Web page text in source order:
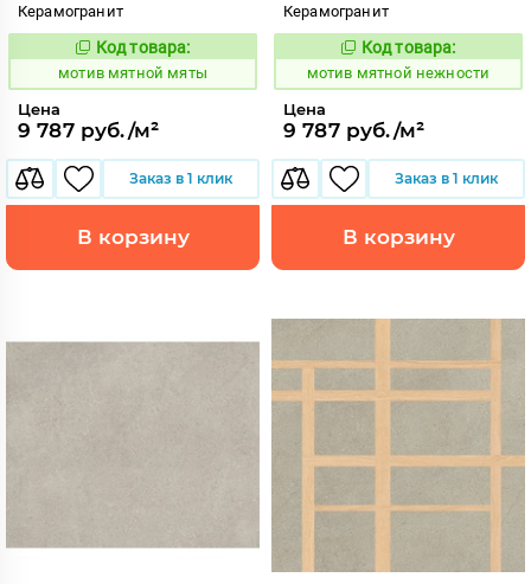
Керамогранит
1039056
Код товара:
мотив мятной мяты
Цена
9 787 руб./м²
Заказ в 1 клик
В корзину
Керамогранит
1039058
Код товара:
мотив мятной нежности
Цена
9 787 руб./м²
Заказ в 1 клик
В корзину